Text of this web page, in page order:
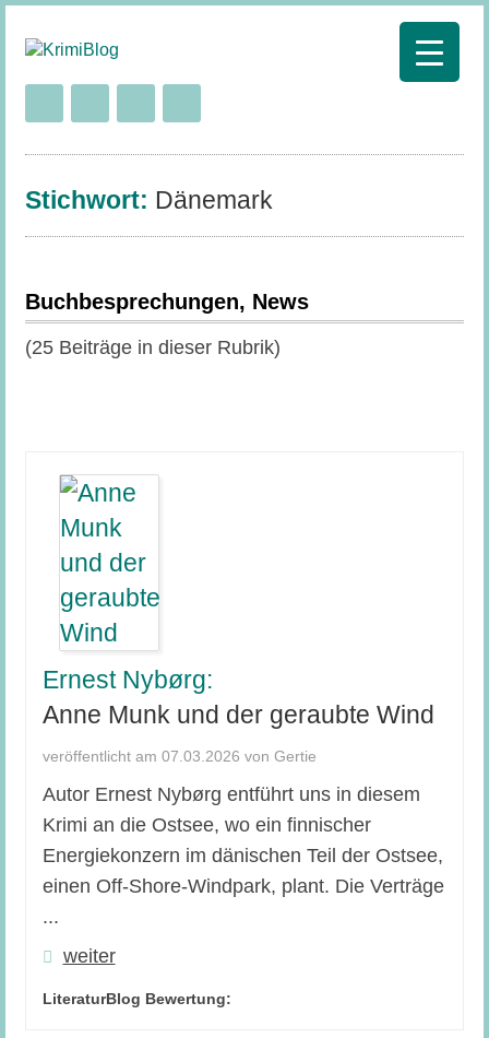
Stichwort: Dänemark
Buchbesprechungen, News
(25 Beiträge in dieser Rubrik)
Ernest Nybørg:
Anne Munk und der geraubte Wind
veröffentlicht am 07.03.2026 von Gertie
Autor Ernest Nybørg entführt uns in diesem
Krimi an die Ostsee, wo ein finnischer
Energiekonzern im dänischen Teil der Ostsee,
einen Off-Shore-Windpark, plant. Die Verträge
...
weiter
LiteraturBlog Bewertung: